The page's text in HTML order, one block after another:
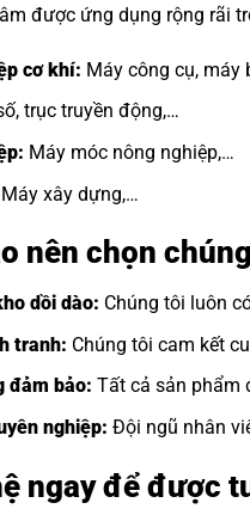
được ứng dụng rộng rãi
cơ khí: Máy công cụ, máy
trục truyền động,…
Máy móc nông nghiệp,…
Máy xây dựng,…
nên chọn
dồi dào: Chúng tôi luôn
tranh: Chúng tôi cam kết
đảm bảo: Tất cả sản phẩm
nghiệp: Đội ngũ nhân
ngay để được